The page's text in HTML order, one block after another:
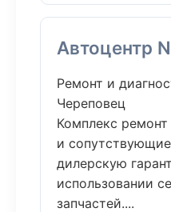
Автоцентр
Ремонт и
Череповец
Комплекс
и
дилерскую
использовании
запчастей....